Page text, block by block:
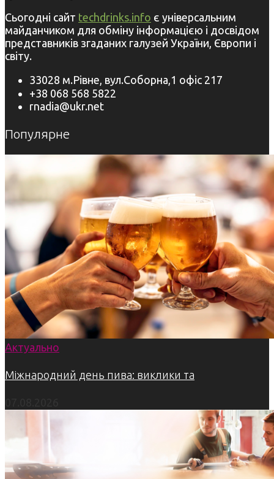
Сьогодні сайт techdrinks.info є універсальним
майданчиком для обміну інформацією і досвідом
представників згаданих галузей України, Європи і
світу.
33028 м.Рівне, вул.Соборна,1 офіс 217
+38 068 568 5822
rnadia@ukr.net
Популярне
Актуально
Міжнародний день пива: виклики та